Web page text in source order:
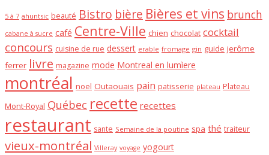
5 à 7 ahuntsic beauté Bistro bière Bières et vins brunch
cabane à sucre café Centre-Ville chien chocolat cocktail
concours cuisine de rue dessert erable fromage gin guide jerôme
ferrer livre magazine mode Montreal en lumìere
montréal noel Outaouais pain patisserie plateau Plateau
Mont-Royal Québec recette recettes
restaurant sante Semaine de la poutine spa thé traiteur
vieux-montréal Villeray voyage yogourt